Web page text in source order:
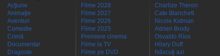
Acţiune
Animaţie
Aventuri
Comedie
Crimă
Documentar
Dragoste
Filme 2028
Filme 2027
Filme 2026
Filme 2025
Premiere cinema
Filme la TV
Filme pe DVD
Charlize Theron
Cate Blanchett
Nicole Kidman
Adrien Brody
Osvaldo Ríos
Hilary Duff
Născuţi azi